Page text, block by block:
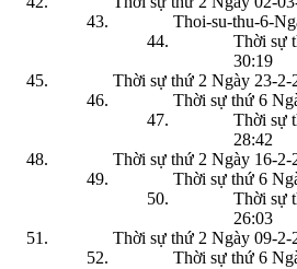
Thoi-su-thu-6-
Thời sự
30:19
Thời sự thứ 2 Ngày 23-2-
Thời sự thứ 6
Thời sự
28:42
Thời sự thứ 2 Ngày 16-2-
Thời sự thứ 6
Thời sự
26:03
Thời sự thứ 2 Ngày 09-2-
Thời sự thứ 6